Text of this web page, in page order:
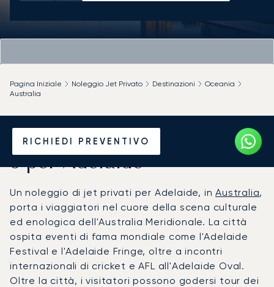
RICHIEDI PREVENTIVO
Pagina Iniziale Noleggio Jet Privato Destinazioni
Oceania
Australia
Noleggia un Jet Privato da
o per Adelaide
Un noleggio di jet privati per Adelaide, inAustralia,
porta i viaggiatori nel cuore della scena culturale
ed enologica dell'Australia Meridionale. La città
ospita eventi di fama mondiale come l'Adelaide
Festival e l'Adelaide Fringe, oltre a incontri
internazionali di cricket e AFL all'Adelaide Oval.
Oltre la città, i visitatori possono godersi tour dei